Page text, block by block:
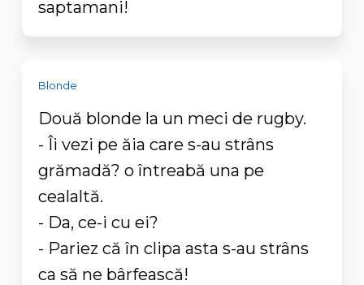
saptamani!
Blonde
Două blonde la un meci de rugby.
- Îi vezi pe ăia care s-au strâns
grămadă? o întreabă una pe
cealaltă.
- Da, ce-i cu ei?
- Pariez că în clipa asta s-au strâns
ca să ne bârfească!